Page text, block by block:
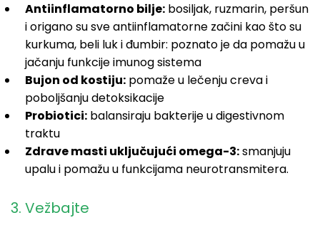
Antiinflamatorno bilje: bosiljak, ruzmarin, peršun
i origano su sve antiinflamatorne začini kao što su
kurkuma, beli luk i đumbir: poznato je da pomažu u
jačanju funkcije imunog sistema
Bujon od kostiju: pomaže u lečenju creva i
poboljšanju detoksikacije
Probiotici: balansiraju bakterije u digestivnom
traktu
Zdrave masti uključujući omega-3:smanjuju
upalu i pomažu u funkcijama neurotransmitera.
3. Vežbajte